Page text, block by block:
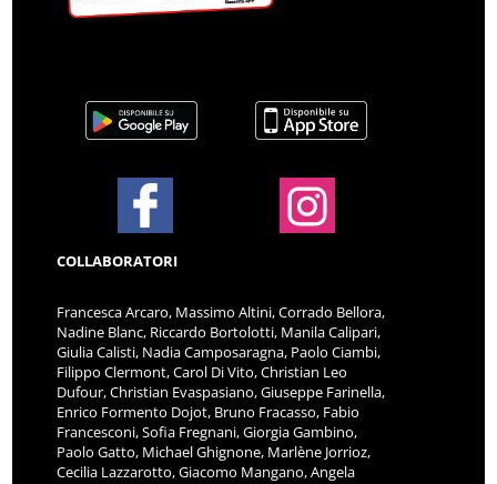
COLLABORATORI
Francesca Arcaro, Massimo Altini, Corrado Bellora,
Nadine Blanc, Riccardo Bortolotti, Manila Calipari,
Giulia Calisti, Nadia Camposaragna, Paolo Ciambi,
Filippo Clermont, Carol Di Vito, Christian Leo
Dufour, Christian Evaspasiano, Giuseppe Farinella,
Enrico Formento Dojot, Bruno Fracasso, Fabio
Francesconi, Sofia Fregnani, Giorgia Gambino,
Paolo Gatto, Michael Ghignone, Marlène Jorrioz,
Cecilia Lazzarotto, Giacomo Mangano, Angela